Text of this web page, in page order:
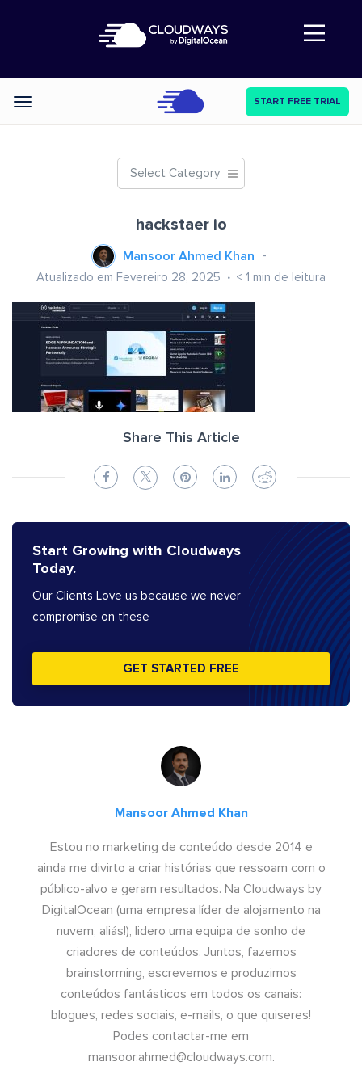
Abre a navegação
Categories START FREE TRIAL
Select Category
hackstaer io
Mansoor Ahmed Khan
Atualizado em Fevereiro 28, 2025 < 1 min de leitura
Share This Article
Start Growing with Cloudways
Today.
Our Clients Love us because we never
compromise on these
GET STARTED FREE
Mansoor Ahmed Khan
Estou no marketing de conteúdo desde 2014 e
ainda me divirto a criar histórias que ressoam com o
público-alvo e geram resultados. Na Cloudways by
DigitalOcean (uma empresa líder de alojamento na
nuvem, aliás!), lidero uma equipa de sonho de
criadores de conteúdos. Juntos, fazemos
brainstorming, escrevemos e produzimos
conteúdos fantásticos em todos os canais:
blogues, redes sociais, e-mails, o que quiseres!
Podes contactar-me em
mansoor.ahmed@cloudways.com.